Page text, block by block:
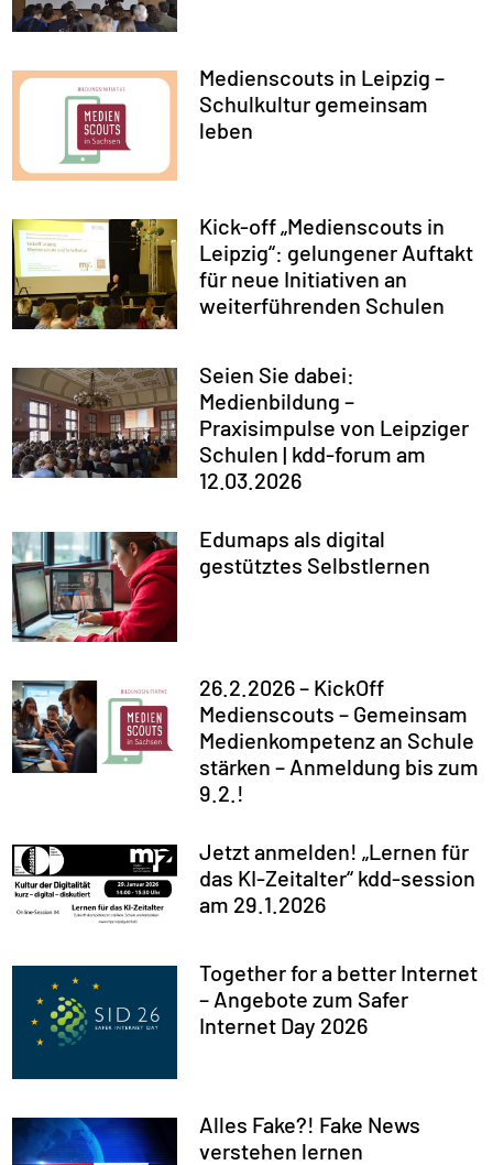
Medienscouts in Leipzig –
Schulkultur gemeinsam
leben
Kick-off „Medienscouts in
Leipzig“: gelungener Auftakt
für neue Initiativen an
weiterführenden Schulen
Seien Sie dabei:
Medienbildung –
Praxisimpulse von Leipziger
Schulen | kdd-forum am
12.03.2026
Edumaps als digital
gestütztes Selbstlernen
26.2.2026 – KickOff
Medienscouts – Gemeinsam
Medienkompetenz an Schule
stärken – Anmeldung bis zum
9.2.!
Jetzt anmelden! „Lernen für
das KI-Zeitalter“ kdd-session
am 29.1.2026
Together for a better Internet
– Angebote zum Safer
Internet Day 2026
Alles Fake?! Fake News
verstehen lernen